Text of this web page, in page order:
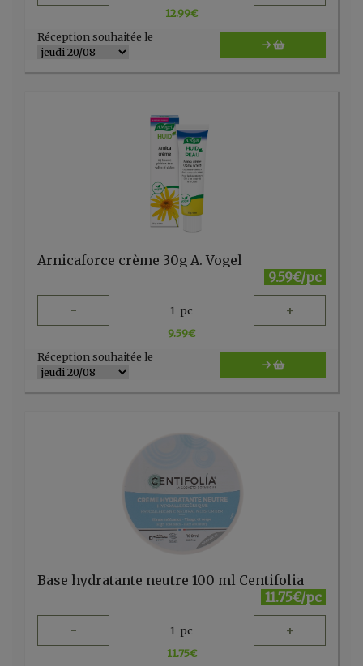
12.99€
Réception souhaitée le
Arnicaforce crème 30g A. Vogel
9.59€/pc
- 1 pc +
9.59€
Réception souhaitée le
Base hydratante neutre 100 ml Centifolia
11.75€/pc
- 1 pc +
11.75€